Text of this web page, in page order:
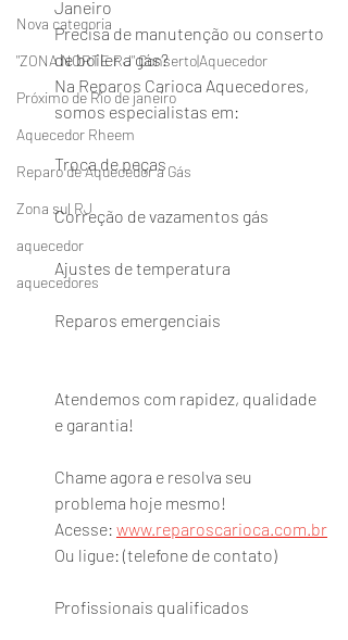
Nova categoria
"ZONA NORTE RJ" Conserto|Aquecedor
Próximo de Rio de janeiro
Aquecedor Rheem
Reparo de Aquecedor a Gás
Zona sul RJ
aquecedor
aquecedores
Janeiro
Precisa de manutenção ou conserto
de boiler a gás?
Na Reparos Carioca Aquecedores,
somos especialistas em:
Troca de peças
Correção de vazamentos gás
Ajustes de temperatura
Reparos emergenciais
Atendemos com rapidez, qualidade
e garantia!
Chame agora e resolva seu
problema hoje mesmo!
Acesse: www.reparoscarioca.com.br
Ou ligue: (telefone de contato)
Profissionais qualificados